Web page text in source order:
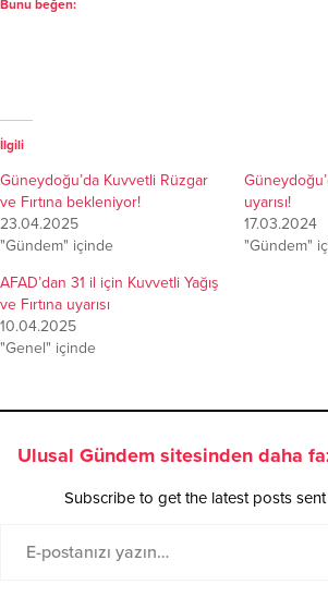
Bunu beğen:
İlgili
Güneydoğu’da Kuvvetli Rüzgar
ve Fırtına bekleniyor!
23.04.2025
"Gündem" içinde
uyarısı!
17.03.2024
"Gündem"
AFAD’dan 31 il için Kuvvetli Yağış
ve Fırtına uyarısı
10.04.2025
"Genel" içinde
Ulusal Gündem sitesinden daha
Subscribe to get the latest posts